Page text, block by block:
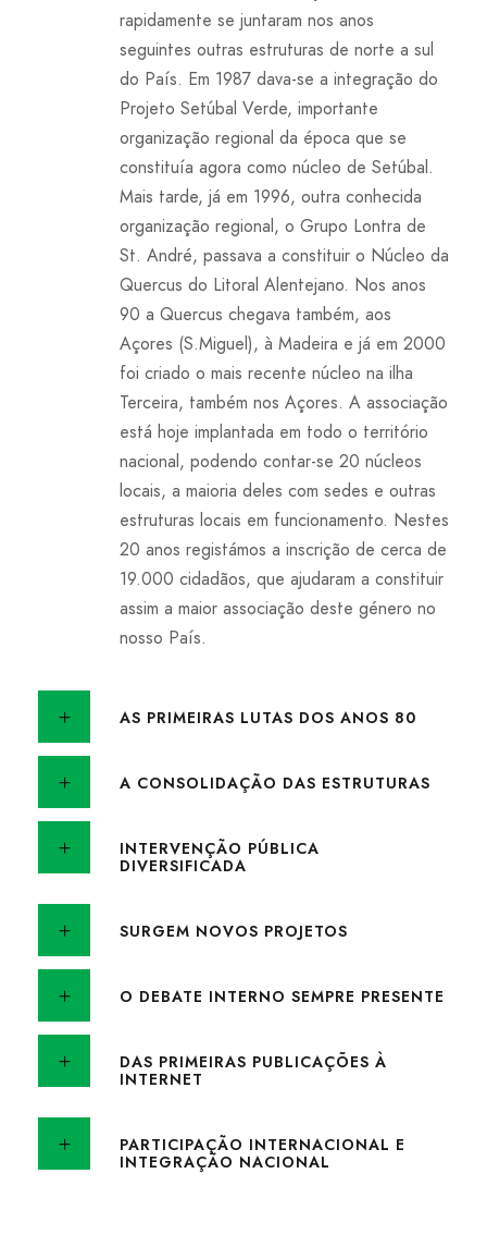
rapidamente se juntaram nos anos
seguintes outras estruturas de norte a sul
do País. Em 1987 dava-se a integração do
Projeto Setúbal Verde, importante
organização regional da época que se
constituía agora como núcleo de Setúbal.
Mais tarde, já em 1996, outra conhecida
organização regional, o Grupo Lontra de
St. André, passava a constituir o Núcleo da
Quercus do Litoral Alentejano. Nos anos
90 a Quercus chegava também, aos
Açores (S.Miguel), à Madeira e já em 2000
foi criado o mais recente núcleo na ilha
Terceira, também nos Açores. A associação
está hoje implantada em todo o território
nacional, podendo contar-se 20 núcleos
locais, a maioria deles com sedes e outras
estruturas locais em funcionamento. Nestes
20 anos registámos a inscrição de cerca de
19.000 cidadãos, que ajudaram a constituir
assim a maior associação deste género no
nosso País.
AS PRIMEIRAS LUTAS DOS ANOS 80
A CONSOLIDAÇÃO DAS ESTRUTURAS
INTERVENÇÃO PÚBLICA
DIVERSIFICADA
SURGEM NOVOS PROJETOS
O DEBATE INTERNO SEMPRE PRESENTE
DAS PRIMEIRAS PUBLICAÇÕES À
INTERNET
PARTICIPAÇÃO INTERNACIONAL E
INTEGRAÇÃO NACIONAL